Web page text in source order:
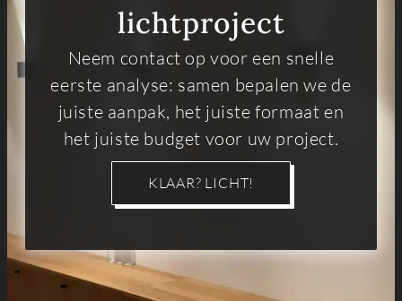
lichtproject
Neem contact op voor een snelle
eerste analyse: samen bepalen we de
juiste aanpak, het juiste formaat en
het juiste budget voor uw project.
KLAAR? LICHT!